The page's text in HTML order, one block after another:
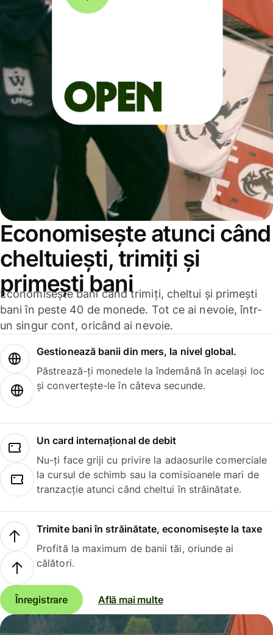
Economisește atunci când
cheltuiești, trimiți și
primești bani
Economisește bani când trimiți, cheltui și primești
bani în peste 40 de monede. Tot ce ai nevoie, într-
un singur cont, oricând ai nevoie.
Gestionează banii din mers, la nivel global.
Păstrează-ți monedele la îndemână în același loc
și convertește-le în câteva secunde.
Un card internațional de debit
Nu-ți face griji cu privire la adaosurile comerciale
la cursul de schimb sau la comisioanele mari de
tranzacție atunci când cheltui în străinătate.
Trimite bani în străinătate, economisește la taxe
Profită la maximum de banii tăi, oriunde ai
călători.
Înregistrare Află mai multe